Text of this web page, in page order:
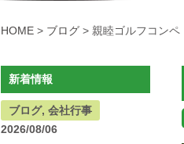
HOME > ブログ > 親睦ゴルフコンペ
新着情報
ブログ, 会社行事
2026/08/06